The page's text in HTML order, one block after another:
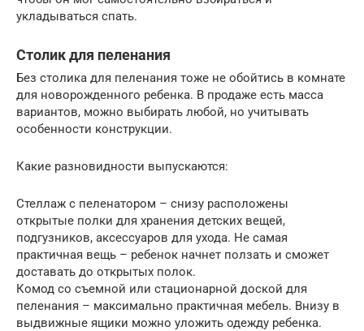
укладываться спать.
Столик для пеленания
Без столика для пеленания тоже не обойтись в комнате
для новорожденного ребенка. В продаже есть масса
вариантов, можно выбирать любой, но учитывать
особенности конструкции.
Какие разновидности выпускаются:
Стеллаж с пеленатором – снизу расположены
открытые полки для хранения детских вещей,
подгузников, аксессуаров для ухода. Не самая
практичная вещь – ребенок начнет ползать и сможет
доставать до открытых полок.
Комод со съемной или стационарной доской для
пеленания – максимально практичная мебель. Внизу в
выдвижные ящики можно уложить одежду ребенка.